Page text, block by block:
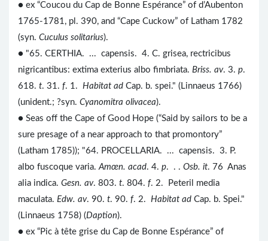
● ex “Coucou du Cap de Bonne Espérance” of d’Aubenton
1765-1781, pl. 390, and “Cape Cuckow” of Latham 1782
(syn. Cuculus solitarius).
● "65. CERTHIA. ... capensis. 4. C. grisea, rectricibus
nigricantibus: extima exterius albo fimbriata. Briss. av. 3. p.
618. t. 31. f. 1. Habitat ad Cap. b. spei." (Linnaeus 1766)
(unident.; ?syn. Cyanomitra olivacea).
● Seas off the Cape of Good Hope (“Said by sailors to be a
sure presage of a near approach to that promontory”
(Latham 1785)); "64. PROCELLARIA. ... capensis. 3. P.
albo fuscoque varia.Amœn. acad. 4. p. . . Osb. it. 76 Anas
alia indica. Gesn. av. 803. t. 804. f. 2. Peteril media
maculata. Edw. av. 90. t. 90. f. 2. Habitat ad Cap. b. Spei."
(Linnaeus 1758) (Daption).
● ex “Pic à tête grise du Cap de Bonne Espérance” of